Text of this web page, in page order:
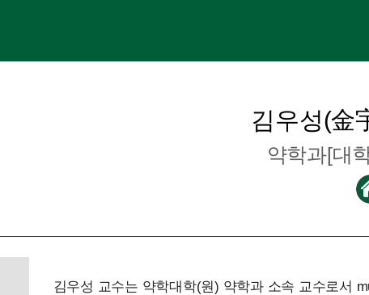
김우성(金
약학과[대
김우성 교수는 약학대학(원) 약학과 소속 교수로서